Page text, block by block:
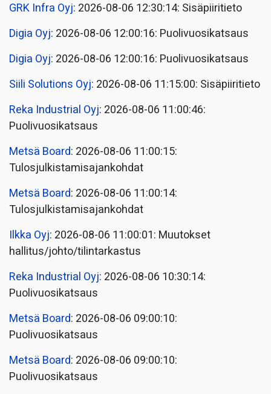
GRK Infra Oyj: 2026-08-06 12:30:14: Sisäpiiritieto
Digia Oyj: 2026-08-06 12:00:16: Puolivuosikatsaus
Digia Oyj: 2026-08-06 12:00:16: Puolivuosikatsaus
Siili Solutions Oyj: 2026-08-06 11:15:00: Sisäpiiritieto
Reka Industrial Oyj: 2026-08-06 11:00:46:
Puolivuosikatsaus
Metsä Board: 2026-08-06 11:00:15:
Tulosjulkistamisajankohdat
Metsä Board: 2026-08-06 11:00:14:
Tulosjulkistamisajankohdat
Ilkka Oyj: 2026-08-06 11:00:01: Muutokset
hallitus/johto/tilintarkastus
Reka Industrial Oyj: 2026-08-06 10:30:14:
Puolivuosikatsaus
Metsä Board: 2026-08-06 09:00:10:
Puolivuosikatsaus
Metsä Board: 2026-08-06 09:00:10:
Puolivuosikatsaus